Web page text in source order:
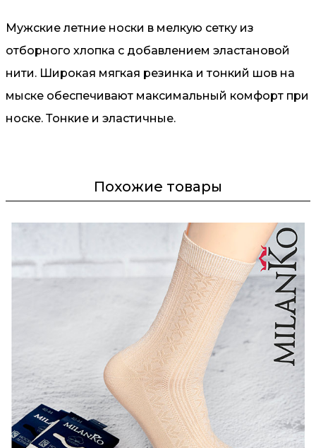
Мужские летние носки в мелкую сетку из
отборного хлопка с добавлением эластановой
нити. Широкая мягкая резинка и тонкий шов на
мыске обеспечивают максимальный комфорт при
носке. Тонкие и эластичные.
Похожие товары